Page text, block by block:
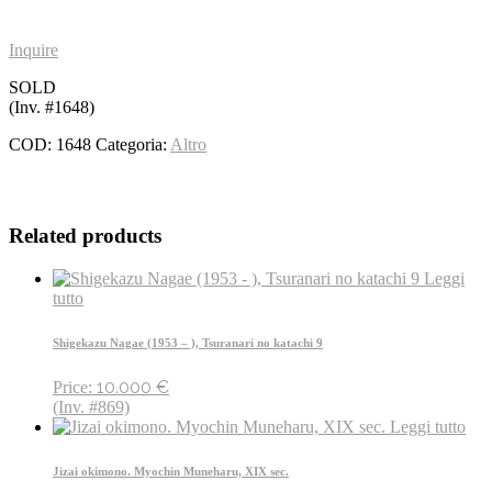
Inquire
SOLD
(Inv. #1648)
COD: 1648 Categoria: Altro
Related products
Leggi
tutto
Shigekazu Nagae (1953 – ), Tsuranari no katachi 9
Price: 10.000 €
(Inv. #869)
Leggi tutto
Jizai okimono. Myochin Muneharu, XIX sec.